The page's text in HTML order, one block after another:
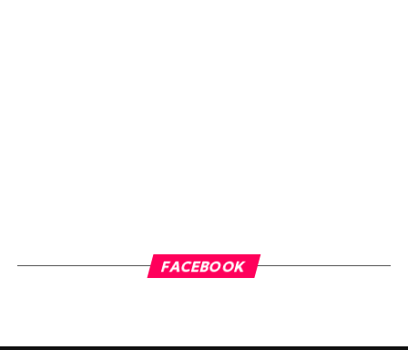
FACEBOOK